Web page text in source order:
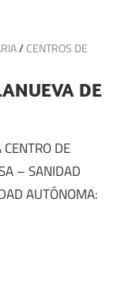
/CENTROS DE
DE
DE
– SANIDAD
AUTÓNOMA: